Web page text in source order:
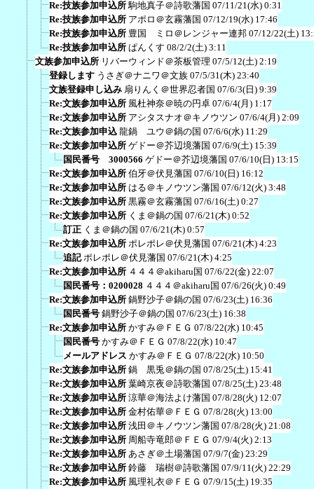
Re:技族参加申込所 駒地真子＠詩歌藩国 07/11/21(水) 0:31
Re:技族参加申込所 アポロ＠玄霧藩国 07/12/19(水) 17:46
Re:技族参加申込所 豊国 ミロ＠レンジャー連邦 07/12/22(土)
Re:技族参加申込所 ぱんくす 08/2/2(土) 3:11
文族参加申込所 リバーウィンド＠茶板管理 07/5/12(土) 2:19
登録します うさぎ＠ナニワ＠文族 07/5/31(木) 23:40
文族登録申し込み 扇りんく＠世界忍者国 07/6/3(日) 9:39
Re:文族参加申込所 風杜神奈＠暁の円卓 07/6/4(月) 1:17
Re:文族参加申込所 アシタスナオ＠キノウツン 07/6/4(月) 2:09
Re:文族参加申込 龍鍋 ユウ＠鍋の国 07/6/6(水) 11:29
Re:文族参加申込所 ゲドー＠芥辺境藩国 07/6/9(土) 15:39
国民番号 3000566 ゲドー＠芥辺境藩国 07/6/10(日) 13:15
Re:文族参加申込所 伯牙＠伏見藩国 07/6/10(日) 16:12
Re:文族参加申込所 はる＠キノウツン藩国 07/6/12(火) 3:48
Re:文族参加申込所 黒霧＠玄霧藩国 07/6/16(土) 0:27
Re:文族参加申込所 くま＠鍋の国 07/6/21(木) 0:52
訂正 くま＠鍋の国 07/6/21(木) 0:57
Re:文族参加申込所 ポレポレ＠伏見藩国 07/6/21(木) 4:23
追記 ポレポレ＠伏見藩国 07/6/21(木) 4:25
Re:文族参加申込所 ４４４＠akiharu国 07/6/22(金) 22:07
国民番号：0200028 ４４４＠akiharu国 07/6/26(火) 0:49
Re:文族参加申込所 鍋野沙子＠鍋の国 07/6/23(土) 16:36
国民番号 鍋野沙子＠鍋の国 07/6/23(土) 16:38
Re:文族参加申込所 かすみ＠ＦＥＧ 07/8/22(水) 10:45
国民番号 かすみ＠ＦＥＧ 07/8/22(水) 10:47
メールアドレス かすみ＠ＦＥＧ 07/8/22(水) 10:50
Re:文族参加申込所 鍋 黒兎＠鍋の国 07/8/25(土) 15:41
Re:文族参加申込所 葉崎京夜＠詩歌藩国 07/8/25(土) 23:48
Re:文族参加申込所 涼華＠海法よけ藩国 07/8/28(火) 12:07
Re:文族参加申込所 金村佑華＠ＦＥＧ 07/8/28(火) 13:00
Re:文族参加申込所 浅田＠キノウツン藩国 07/8/28(火) 21:08
Re:文族参加申込所 周船寺竜郎＠ＦＥＧ 07/9/4(火) 2:13
Re:文族参加申込所 あさぎ＠土場藩国 07/9/7(金) 23:29
Re:文族参加申込所 鈴藤 瑞樹＠詩歌藩国 07/9/11(火) 22:29
Re:文族参加申込所 風理礼衣＠ＦＥＧ 07/9/15(土) 19:35